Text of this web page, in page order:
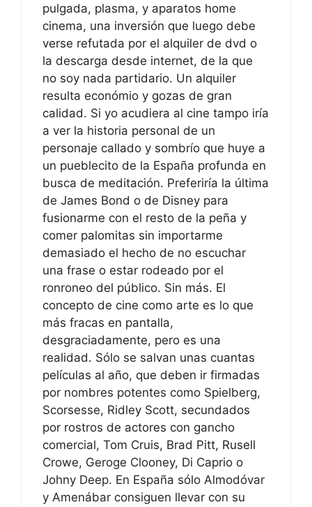
pulgada, plasma, y aparatos home
cinema, una inversión que luego debe
verse refutada por el alquiler de dvd o
la descarga desde internet, de la que
no soy nada partidario. Un alquiler
resulta económio y gozas de gran
calidad. Si yo acudiera al cine tampo iría
a ver la historia personal de un
personaje callado y sombrío que huye a
un pueblecito de la España profunda en
busca de meditación. Preferiría la última
de James Bond o de Disney para
fusionarme con el resto de la peña y
comer palomitas sin importarme
demasiado el hecho de no escuchar
una frase o estar rodeado por el
ronroneo del público. Sin más. El
concepto de cine como arte es lo que
más fracas en pantalla,
desgraciadamente, pero es una
realidad. Sólo se salvan unas cuantas
películas al año, que deben ir firmadas
por nombres potentes como Spielberg,
Scorsesse, Ridley Scott, secundados
por rostros de actores con gancho
comercial, Tom Cruis, Brad Pitt, Rusell
Crowe, Geroge Clooney, Di Caprio o
Johny Deep. En España sólo Almodóvar
y Amenábar consiguen llevar con su